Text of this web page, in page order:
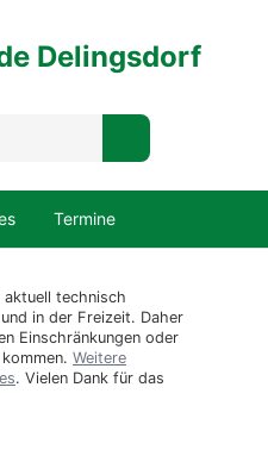
Delingsdorf
Termine
aktuell technisch
in der Freizeit. Daher
Einschränkungen oder
Weitere
. Vielen Dank für das